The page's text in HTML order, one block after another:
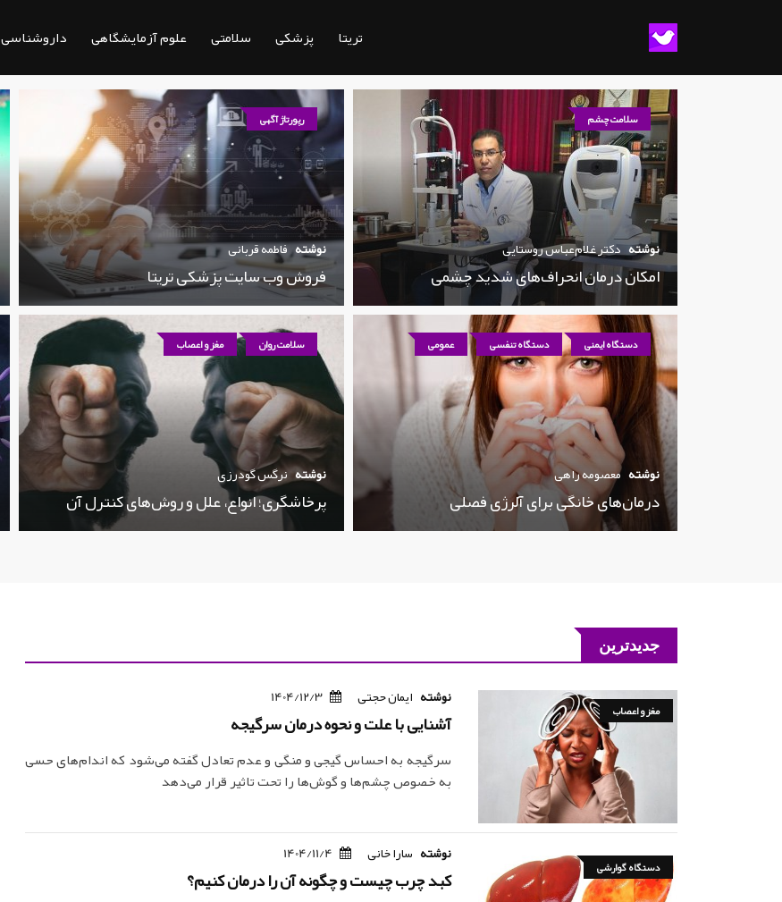
تریتا پزشکی سلامتی علوم آزمایشگاهی داروشناسی
سلامت چشم
نوشته دکتر غلام‌عباس روستایی
امکان درمان انحراف‌های شدید چشمی
رپورتاژ آگهی
نوشته فاطمه قربانی
فروش وب سایت پزشکی تریتا
دستگاه ایمنی دستگاه تنفسی عمومی
نوشته معصومه راهی
درمان‌های خانگی برای آلرژی فصلی
سلامت روان مغز و اعصاب
نوشته نرگس گودرزی
پرخاشگری؛ انواع، علل و روش‌های کنترل آن
جدیدترین
مغز و اعصاب
نوشته ایمان حجتی 1404/12/3
آشنایی با علت و نحوه درمان سرگیجه
سرگیجه به احساس گیجی و منگی و عدم تعادل گفته می‌شود که اندام‌های حسی
به خصوص چشم‌ها و گوش‌ها را تحت تاثیر قرار می‌دهد
دستگاه گوارشی
نوشته سارا خانی 1404/11/4
کبد چرب چیست و چگونه آن را درمان کنیم؟